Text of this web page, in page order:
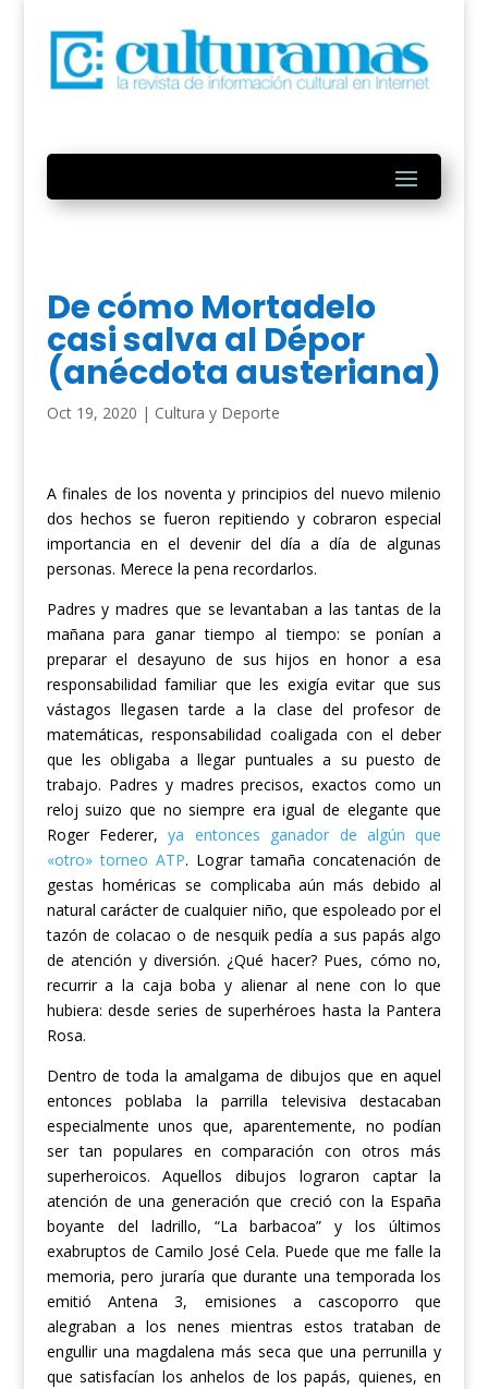
De cómo Mortadelo
casi salva al Dépor
(anécdota austeriana)
Oct 19, 2020 | Cultura y Deporte
A finales de los noventa y principios del nuevo milenio
dos hechos se fueron repitiendo y cobraron especial
importancia en el devenir del día a díade algunas
personas. Merece la pena recordarlos.
Padres y madres que se levantaban a las tantas de la
mañana para ganar tiempo al tiempo: se ponían a
preparar el desayuno de sus hijos en honor a esa
responsabilidad familiar que les exigía evitar que sus
vástagos llegasen tarde a la clase del profesor de
matemáticas, responsabilidad coaligada con el deber
que les obligaba a llegar puntualesa su puesto de
trabajo. Padres y madres precisos, exactoscomo un
reloj suizo que no siempre eraigual de elegante que
Roger Federer,ya entonces ganador de algún que
«otro» torneo ATP. Lograr tamaña concatenación de
gestas homéricas se complicaba aún más debido al
natural carácter decualquier niño, que espoleado por el
tazón de colacao o de nesquik pedía a sus papás algo
de atención ydiversión. ¿Qué hacer? Pues, cómo no,
recurrir a la caja boba y alienaral nene con lo que
hubiera: desde series de superhéroes hasta la Pantera
Rosa.
Dentro de toda la amalgama de dibujos que en aquel
entonces poblaba la parrilla televisiva destacaban
especialmente unos que, aparentemente, no podían
ser tan populares en comparación con otros más
superheroicos. Aquellos dibujos lograron captar la
atención de una generación que creció con la España
boyante del ladrillo, “La barbacoa” y los últimos
exabruptos de Camilo José Cela. Puede que me falle la
memoria, pero juraría que durante una temporada los
emitió Antena 3, emisiones a cascoporro que
alegraban a los nenes mientras estos trataban de
engullir una magdalena más seca que una perrunilla y
que satisfacían los anhelos de los papás, quienes, en